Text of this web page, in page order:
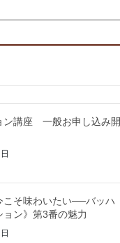
ン講座 一般お申し込み開
こそ味わいたい──バッハ
ョン》第3番の魅力